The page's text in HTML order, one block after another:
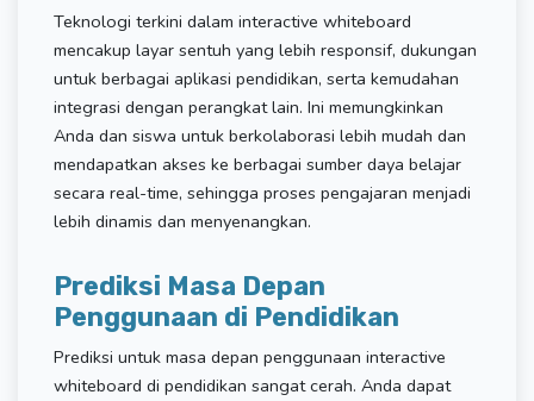
Teknologi terkini dalam interactive whiteboard
mencakup layar sentuh yang lebih responsif, dukungan
untuk berbagai aplikasi pendidikan, serta kemudahan
integrasi dengan perangkat lain. Ini memungkinkan
Anda dan siswa untuk berkolaborasi lebih mudah dan
mendapatkan akses ke berbagai sumber daya belajar
secara real-time, sehingga proses pengajaran menjadi
lebih dinamis dan menyenangkan.
Prediksi Masa Depan
Penggunaan di Pendidikan
Prediksi untuk masa depan penggunaan interactive
whiteboard di pendidikan sangat cerah. Anda dapat